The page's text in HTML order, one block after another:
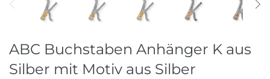
ABC Buchstaben Anhänger K aus
Silber mit Motiv aus Silber